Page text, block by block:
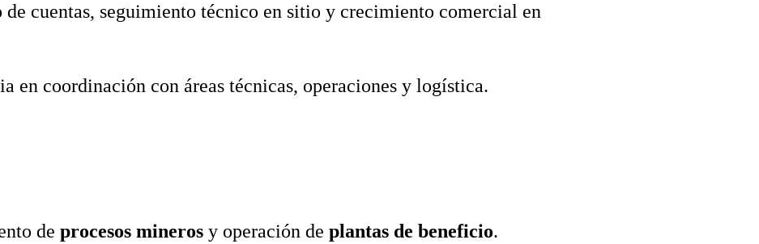
de cuentas, seguimiento técnico en sitio y crecimiento comercial en
en coordinación con áreas técnicas, operaciones y logística.
de procesos mineros y operación de plantas de beneficio.